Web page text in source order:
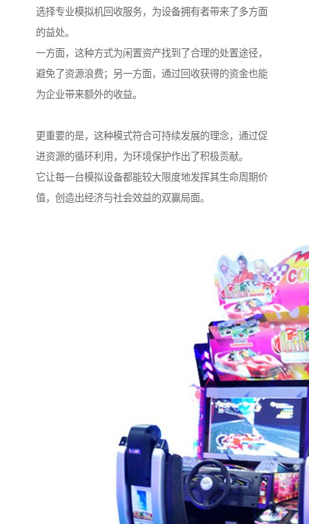
选择专业模拟机回收服务，为设备拥有者带来了多方面
的益处。
一方面，这种方式为闲置资产找到了合理的处置途径，
避免了资源浪费；另一方面，通过回收获得的资金也能
为企业带来额外的收益。
更重要的是，这种模式符合可持续发展的理念，通过促
进资源的循环利用，为环境保护作出了积极贡献。
它让每一台模拟设备都能较大限度地发挥其生命周期价
值，创造出经济与社会效益的双赢局面。